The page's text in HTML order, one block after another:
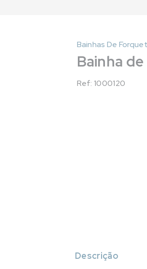
Bainhas De
Bainha
Ref: 1000120
Descrição